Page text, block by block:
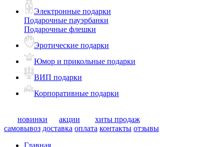
Электронные подарки
Подарочные пауэрбанки
Подарочные флешки
Эротические подарки
Юмор и прикольные подарки
ВИП подарки
Корпоративные подарки
новинки акции
хиты продаж
самовывоз доставка оплата контакты отзывы
Главная